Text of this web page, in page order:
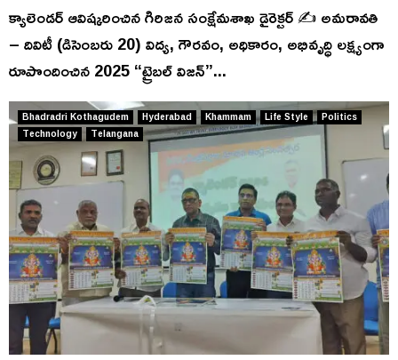
క్యాలెండర్ ఆవిష్కరించిన గిరిజన సంక్షేమశాఖ డైరెక్టర్ ✍️ అమరావతి
– దివిటీ (డిసెంబరు 20) విద్య, గౌరవం, అధికారం, అభివృద్ధి లక్ష్యంగా
రూపొందించిన 2025 “ట్రైబల్ విజన్”...
Bhadradri Kothagudem Hyderabad Khammam Life Style
Politics
Technology
Telangana